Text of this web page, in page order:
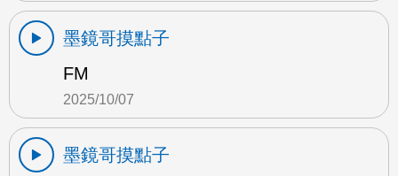
墨鏡哥摸點子
FM
2025/10/07
墨鏡哥摸點子